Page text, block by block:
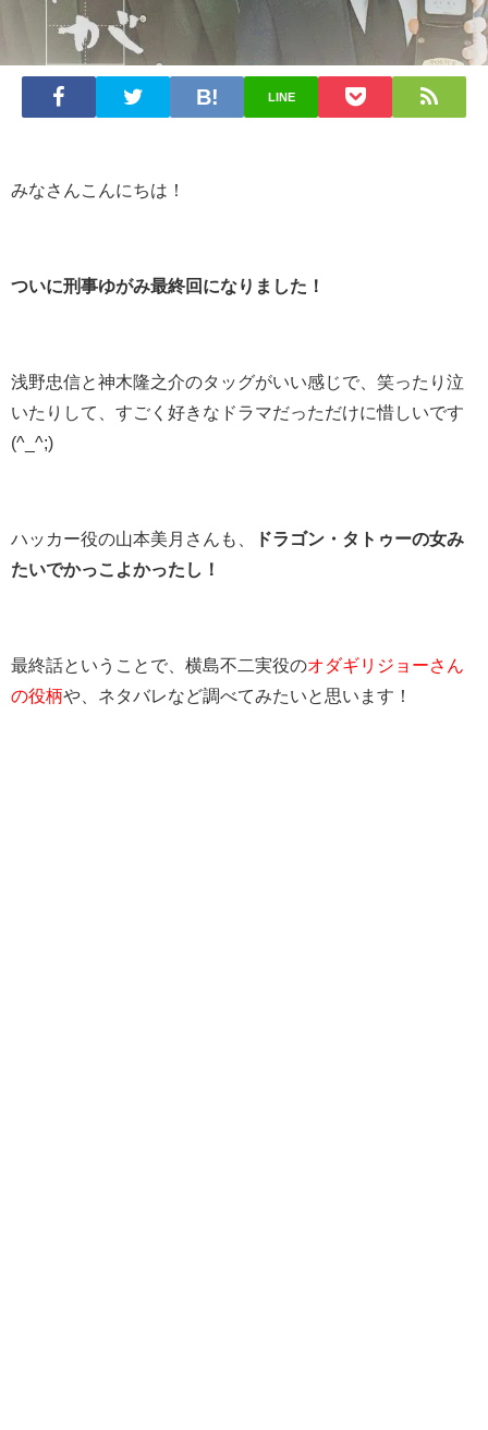
LINE
みなさんこんにちは！
ついに刑事ゆがみ最終回になりました！
浅野忠信と神木隆之介のタッグがいい感じで、笑ったり泣
いたりして、すごく好きなドラマだっただけに惜しいです
(^_^;)
ハッカー役の山本美月さんも、
ドラゴン・タトゥーの女み
たいでかっこよかったし！
最終話ということで、横島不二実役のオダギリジョーさん
の役柄や、ネタバレなど調べてみたいと思います！